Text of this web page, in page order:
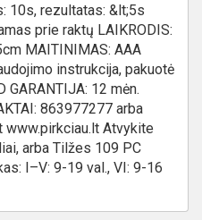
10s, rezultatas: &lt;5s
prie raktų LAIKRODIS:
MAITINIMAS: AAA
instrukcija, pakuotė
GARANTIJA: 12 mėn.
863977277 arba
www.pirkciau.lt Atvykite
arba Tilžes 109 PC
I–V: 9-19 val., VI: 9-16